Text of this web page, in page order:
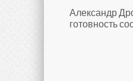
Александр
готовность